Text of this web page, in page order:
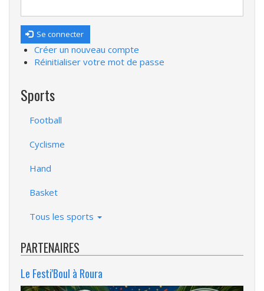
Se connecter
Créer un nouveau compte
Réinitialiser votre mot de passe
Sports
Football
Cyclisme
Hand
Basket
Tous les sports
PARTENAIRES
Le Festi'Boul à Roura